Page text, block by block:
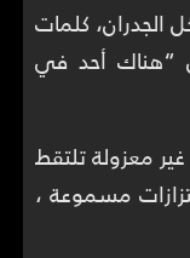
كلمات
“هناك أحد في
معزولة تلتقط
مسموعة ،